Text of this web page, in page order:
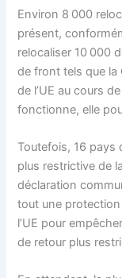
Environ 8 000
présent,
relocaliser 10 000
de front tels que la
de l’UE au cours
fonctionne, elle
Toutefois, 16 pays
plus restrictive de
déclaration
tout une
l’UE pour
de retour plus